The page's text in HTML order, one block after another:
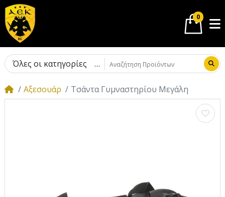
0
Όλες οι κατηγορίες
Αξεσουάρ Τσάντα Γυμναστηρίου Μεγάλη